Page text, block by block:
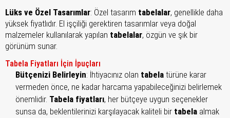
Lüks ve Özel Tasarımlar: Özel tasarım tabelalar, genellikle daha
yüksek fiyatlıdır. El işçiliği gerektiren tasarımlar veya doğal
malzemeler kullanılarak yapılan tabelalar, özgün ve şık bir
görünüm sunar.
Tabela Fiyatları İçin İpuçları
Bütçenizi Belirleyin: İhtiyacınız olan tabela türüne karar
vermeden önce, ne kadar harcama yapabileceğinizi belirlemek
önemlidir. Tabela fiyatları, her bütçeye uygun seçenekler
sunsa da, beklentilerinizi karşılayacak kaliteli bir tabela almak